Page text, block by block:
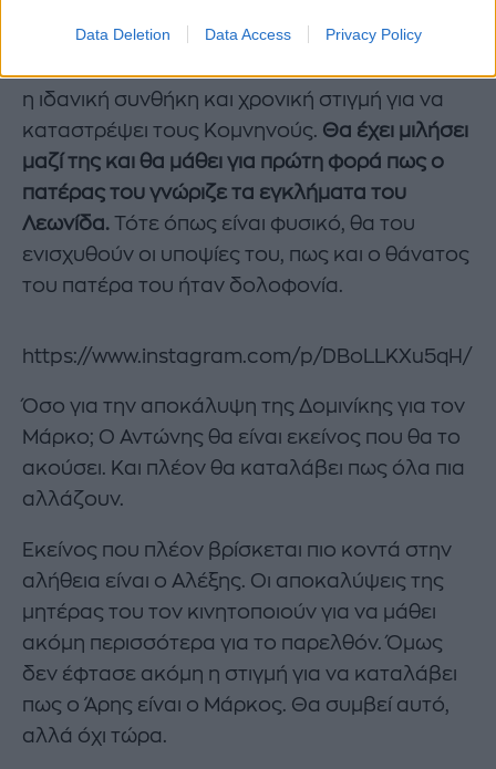
Data Deletion Data Access Privacy Policy
να δει πως εκείνος είναι ζωντανός και μάλιστα
η ιδανική συνθήκη και χρονική στιγμή για να
καταστρέψει τους Κομνηνούς. Θα έχει μιλήσει
μαζί της και θα μάθει για πρώτη φορά πως ο
πατέρας του γνώριζε τα εγκλήματα του
Λεωνίδα. Τότε όπως είναι φυσικό, θα του
ενισχυθούν οι υποψίες του, πως και ο θάνατος
του πατέρα του ήταν δολοφονία.
https://www.instagram.com/p/DBoLLKXu5qH/
Όσο για την αποκάλυψη της Δομινίκης για τον
Μάρκο; Ο Αντώνης θα είναι εκείνος που θα το
ακούσει. Και πλέον θα καταλάβει πως όλα πια
αλλάζουν.
Εκείνος που πλέον βρίσκεται πιο κοντά στην
αλήθεια είναι ο Αλέξης. Οι αποκαλύψεις της
μητέρας του τον κινητοποιούν για να μάθει
ακόμη περισσότερα για το παρελθόν. Όμως
δεν έφτασε ακόμη η στιγμή για να καταλάβει
πως ο Άρης είναι ο Μάρκος. Θα συμβεί αυτό,
αλλά όχι τώρα.